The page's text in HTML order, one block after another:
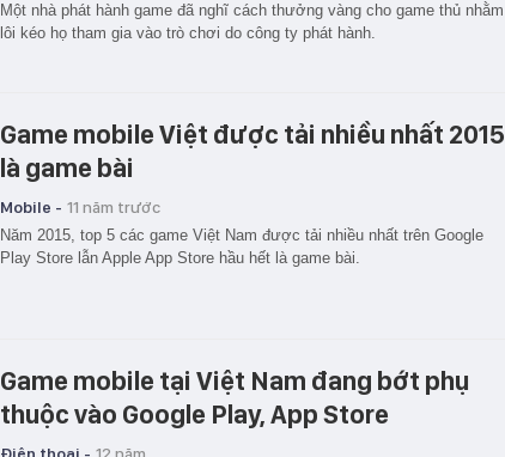
Một nhà phát hành game đã nghĩ cách thưởng vàng cho game thủ nhằm
lôi kéo họ tham gia vào trò chơi do công ty phát hành.
Game mobile Việt được tải nhiều nhất 2015
là game bài
Mobile - 11 năm trước
Năm 2015, top 5 các game Việt Nam được tải nhiều nhất trên Google
Play Store lẫn Apple App Store hầu hết là game bài.
Game mobile tại Việt Nam đang bớt phụ
thuộc vào Google Play, App Store